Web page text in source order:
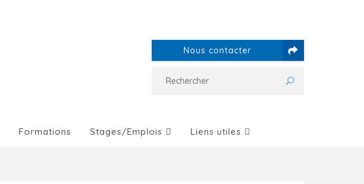
Nous contacter
Formations Stages/Emplois Liens utiles